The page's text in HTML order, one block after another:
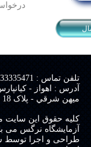
تلفن تماس : 06133335471
آدرس : اهواز -
ميهن شرقي - پلاک 18
کلیه حقوق این سایت
آزمایشگاه نرگس می
طراحی و اجرا توسط